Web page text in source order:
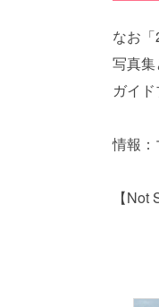
なお
写真
ガイ
情報
【Not